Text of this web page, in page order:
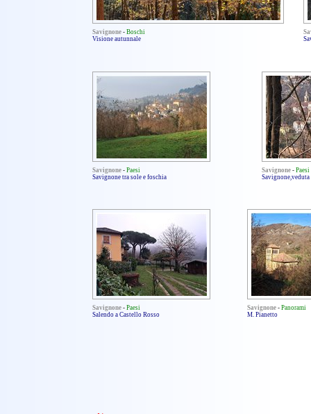
Savignone - Boschi
Visione autunnale
Savignone - Paesi
Savignone tra sole e foschia
Savignone - Paesi
Savignone,veduta
Savignone - Paesi
Salendo a Castello Rosso
Savignone - Panorami
M. Pianetto